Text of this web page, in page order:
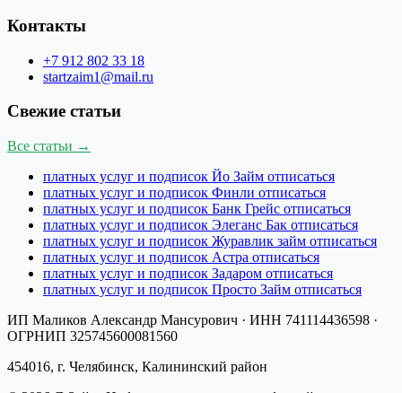
Контакты
+7 912 802 33 18
startzaim1@mail.ru
Свежие статьи
Все статьи →
платных услуг и подписок Йо Займ отписаться
платных услуг и подписок Финли отписаться
платных услуг и подписок Банк Грейс отписаться
платных услуг и подписок Элеганс Бак отписаться
платных услуг и подписок Журавлик займ отписаться
платных услуг и подписок Астра отписаться
платных услуг и подписок Задаром отписаться
платных услуг и подписок Просто Займ отписаться
ИП Маликов Александр Мансурович · ИНН 741114436598 ·
ОГРНИП 325745600081560
454016, г. Челябинск, Калининский район